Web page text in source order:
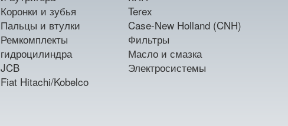
Коронки и зубья
Пальцы и втулки
Ремкомплекты
гидроцилиндра
JCB
Fiat Hitachi/Kobelco
Terex
Case-New Holland (CNH)
Фильтры
Масло и смазка
Электросистемы